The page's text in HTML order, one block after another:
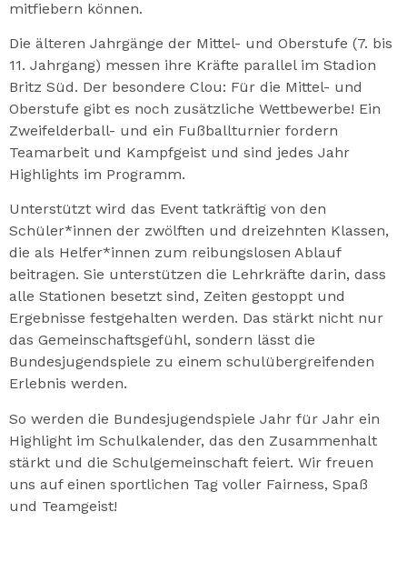
mitfiebern können.
Die älteren Jahrgänge der Mittel- und Oberstufe (7. bis
11. Jahrgang) messen ihre Kräfte parallel im Stadion
Britz Süd. Der besondere Clou: Für die Mittel- und
Oberstufe gibt es noch zusätzliche Wettbewerbe! Ein
Zweifelderball- und ein Fußballturnier fordern
Teamarbeit und Kampfgeist und sind jedes Jahr
Highlights im Programm.
Unterstützt wird das Event tatkräftig von den
Schüler*innen der zwölften und dreizehnten Klassen,
die als Helfer*innen zum reibungslosen Ablauf
beitragen. Sie unterstützen die Lehrkräfte darin, dass
alle Stationen besetzt sind, Zeiten gestoppt und
Ergebnisse festgehalten werden. Das stärkt nicht nur
das Gemeinschaftsgefühl, sondern lässt die
Bundesjugendspiele zu einem schulübergreifenden
Erlebnis werden.
So werden die Bundesjugendspiele Jahr für Jahr ein
Highlight im Schulkalender, das den Zusammenhalt
stärkt und die Schulgemeinschaft feiert. Wir freuen
uns auf einen sportlichen Tag voller Fairness, Spaß
und Teamgeist!